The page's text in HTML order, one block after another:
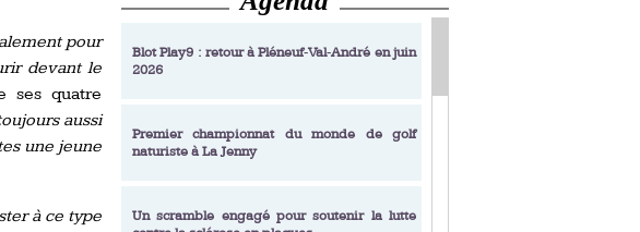
pour
devant le
ses quatre
aussi
une jeune
à ce type
décrochent leur billet pour la finale
Enfin un livre de golf pensé pour les femmes
Ladies Pro-Am VSD : les premières
Blot Play9 : retour à Pléneuf‑Val‑André en juin
2026
Premier championnat du monde de golf
naturiste à La Jenny
Un scramble engagé pour soutenir la lutte